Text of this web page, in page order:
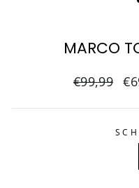
MARCO
Normale
€99,99